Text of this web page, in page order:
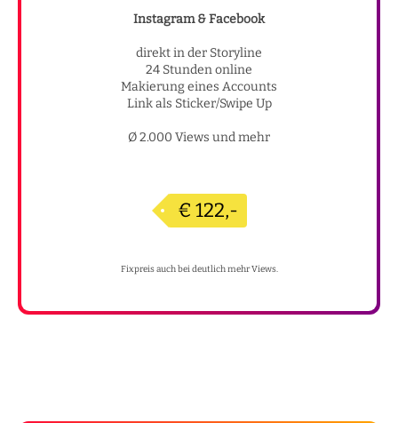
Instagram & Facebook
direkt in der Storyline
24 Stunden online
Makierung eines Accounts
Link als Sticker/Swipe Up
Ø 2.000 Views und mehr
€ 122,-
Fixpreis auch bei deutlich mehr Views.